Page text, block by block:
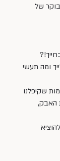
של
ומה תעשי
שקיפלנו
האבק,